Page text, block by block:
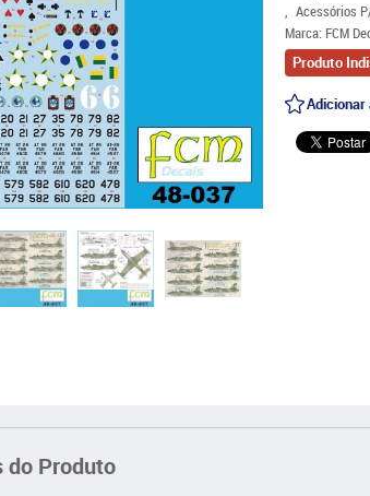
Acessórios
Marca: FCM
Produto
do Produto